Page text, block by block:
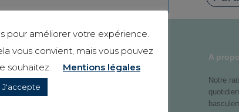
Rue Charles Mouchel
Elbeuf
A
Notre
pour améliorer votre expérience.
vous convient, mais vous pouvez
souhaitez.
Mentions légales
J'accepte